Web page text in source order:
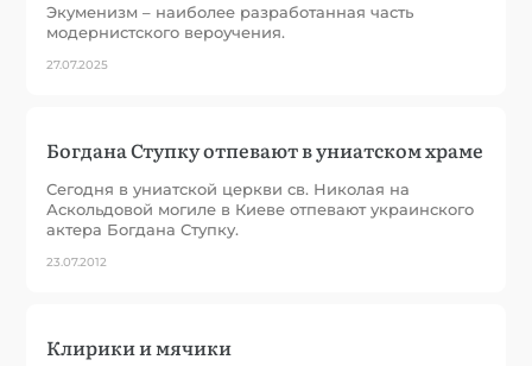
Экуменизм – наиболее разработанная часть
модернистского вероучения.
27.07.2025
Богдана Ступку отпевают в униатском храме
Сегодня в униатской церкви св. Николая на
Аскольдовой могиле в Киеве отпевают украинского
актера Богдана Ступку.
23.07.2012
Клирики и мячики